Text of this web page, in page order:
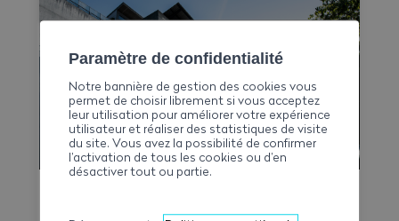
Paramètre de confidentialité
Notre bannière de gestion des cookies vous
permet de choisir librement si vous acceptez
leur utilisation pour améliorer votre expérience
utilisateur et réaliser des statistiques de visite
du site. Vous avez la possibilité de confirmer
l’activation de tous les cookies ou d’en
désactiver tout ou partie.